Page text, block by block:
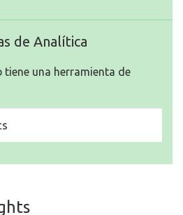
de Analítica
tiene una herramienta de